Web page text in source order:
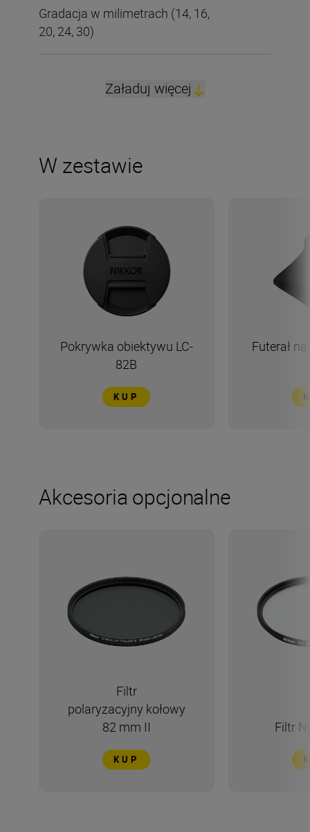
Gradacja w milimetrach (14, 16,
20, 24, 30)
Załaduj więcej
W zestawie
Pokrywka obiektywu LC-
82B
KUP
Futerał
Akcesoria opcjonalne
Filtr
polaryzacyjny kołowy
82 mm II
KUP
Filtr